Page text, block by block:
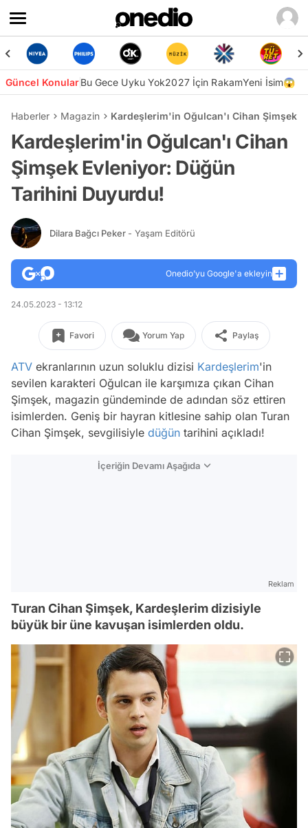
Güncel KonularBu Gece Uyku Yok2027 İçin RakamYeni İsim😱
Haberler Magazin Kardeşlerim'in Oğulcan'ı Cihan Şimşek
Kardeşlerim'in Oğulcan'ı Cihan
Şimşek Evleniyor: Düğün
Tarihini Duyurdu!
Dilara Bağcı Peker - Yaşam Editörü
Onedio’yu Google'a ekleyin
24.05.2023 - 13:12
Favori Yorum Yap Paylaş
ATV ekranlarının uzun soluklu dizisi Kardeşlerim'in
sevilen karakteri Oğulcan ile karşımıza çıkan Cihan
Şimşek, magazin gündeminde de adından söz ettiren
isimlerden. Geniş bir hayran kitlesine sahip olan Turan
Cihan Şimşek, sevgilisiyle düğün tarihini açıkladı!
İçeriğin Devamı Aşağıda
Reklam
Turan Cihan Şimşek, Kardeşlerim dizisiyle
büyük bir üne kavuşan isimlerden oldu.